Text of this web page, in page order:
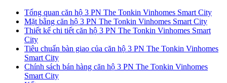
Tổng quan căn hộ 3 PN The Tonkin Vinhomes Smart City
Mặt bằng căn hộ 3 PN The Tonkin Vinhomes Smart City
Thiết kế chi tiết căn hộ 3 PN The Tonkin Vinhomes Smart
City
Tiêu chuẩn bàn giao của căn hộ 3 PN The Tonkin Vinhomes
Smart City
Chính sách bán hàng căn hộ 3 PN The Tonkin Vinhomes
Smart City